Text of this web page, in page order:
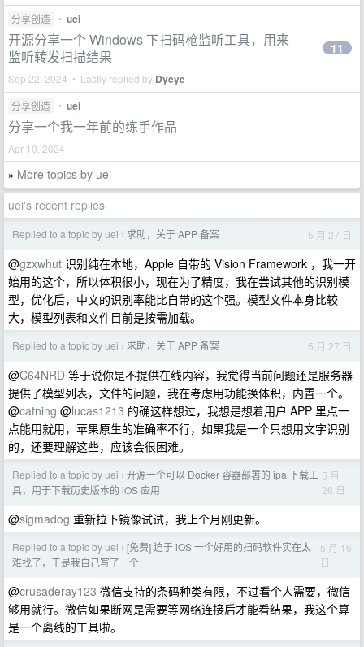
分享创造 • uei
开源分享一个 Windows 下扫码枪监听工具，用来
监听转发扫描结果
Sep 22, 2024 • Lastly replied by Dyeye
11
分享创造 • uei
分享一个我一年前的练手作品
Apr 10, 2024
» More topics by uei
uei's recent replies
Replied to a topic by uei › 求助，关于 APP 备案 5 月 27 日
@gzxwhut 识别纯在本地，Apple 自带的 Vision Framework ，我一开
始用的这个，所以体积很小，现在为了精度，我在尝试其他的识别模
型，优化后，中文的识别率能比自带的这个强。模型文件本身比较
大，模型列表和文件目前是按需加载。
Replied to a topic by uei › 求助，关于 APP 备案 5 月 27 日
@C64NRD 等于说你是不提供在线内容，我觉得当前问题还是服务器
提供了模型列表，文件的问题，我在考虑用功能换体积，内置一个。
@catning @lucas1213 的确这样想过，我想是想着用户 APP 里点一
点能用就用，苹果原生的准确率不行，如果我是一个只想用文字识别
的，还要理解这些，应该会很困难。
Replied to a topic by uei › 开源一个可以 Docker 容器部署的 ipa 下载工
具，用于下载历史版本的 iOS 应用
5 月
26 日
@sigmadog 重新拉下镜像试试，我上个月刚更新。
Replied to a topic by uei › [免费] 迫于 iOS 一个好用的扫码软件实在太
难找了，于是我自己写了一个
5 月 16
日
@crusaderay123 微信支持的条码种类有限，不过看个人需要，微信
够用就行。微信如果断网是需要等网络连接后才能看结果，我这个算
是一个离线的工具啦。